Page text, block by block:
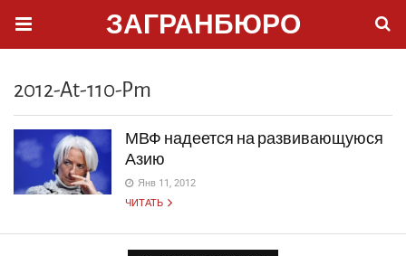
ЗАГРАНБЮРО
2012-At-110-Pm
МВФ надеется на развивающуюся
Азию
Янв 11, 2012
ЧИТАТЬ